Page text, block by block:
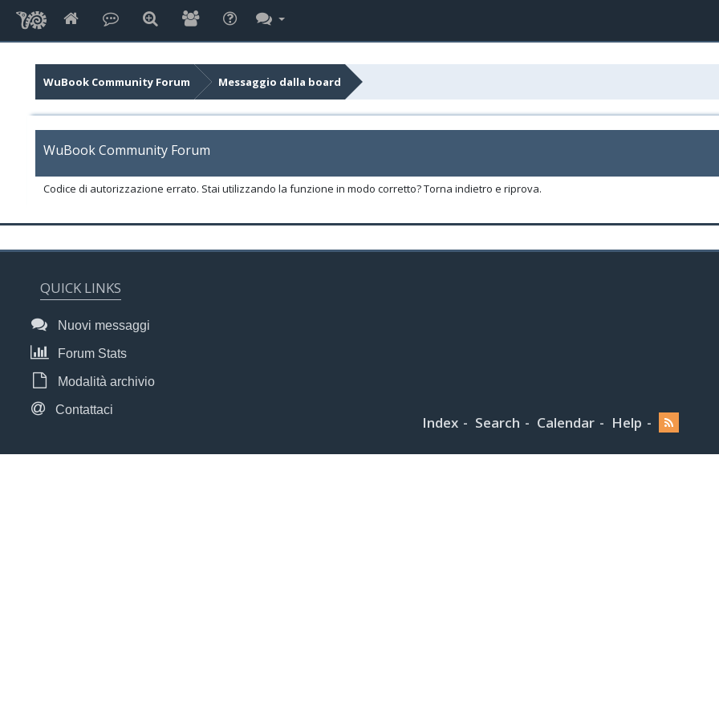
WuBook Community Forum Messaggio dalla board
WuBook Community Forum
Codice di autorizzazione errato. Stai utilizzando la funzione in modo corretto? Torna indietro e riprova.
QUICK LINKS
Nuovi messaggi
Forum Stats
Modalità archivio
Contattaci
Index Search Calendar Help